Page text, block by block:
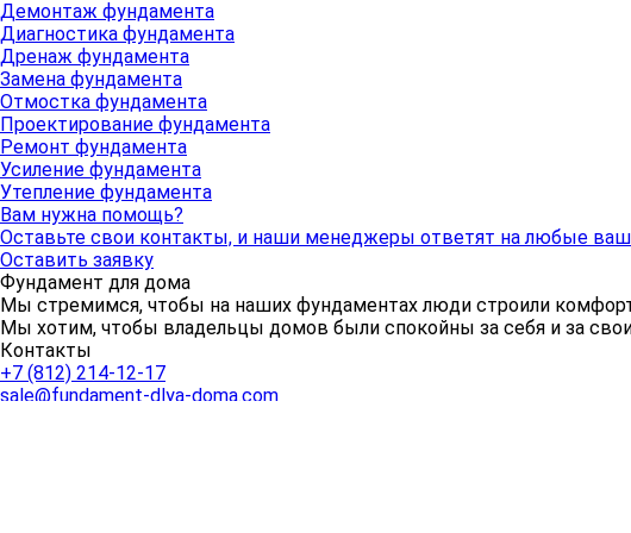
Демонтаж фундамента
Диагностика фундамента
Дренаж фундамента
Замена фундамента
Отмостка фундамента
Проектирование фундамента
Ремонт фундамента
Усиление фундамента
Утепление фундамента
Вам нужна помощь?
Оставьте свои контакты, и наши менеджеры ответят на любые
Оставить заявку
Фундамент для дома
Мы стремимся, чтобы на наших фундаментах люди строили
Мы хотим, чтобы владельцы домов были спокойны за себя и за
Контакты
+7 (812) 214-12-17
sale@fundament-dlya-doma.com